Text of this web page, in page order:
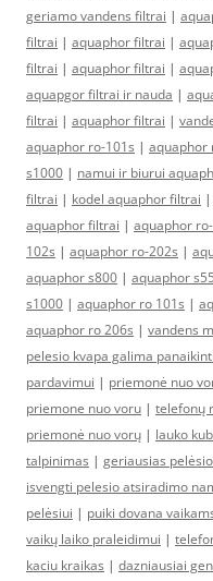
geriamo vandens filtrai |
filtrai | aquaphor filtrai |
filtrai | aquaphor filtrai |
aquapgor filtrai ir nauda |
filtrai | aquaphor filtrai |
aquaphor ro-101s | aquaphor
s1000 | namui ir biurui
filtrai | kodel aquaphor filtrai |
aquaphor filtrai | aquaphor
102s | aquaphor ro-202s |
aquaphor s800 | aquaphor
s1000 | aquaphor ro 101s |
aquaphor ro 206s | vandens
pelesio kvapa galima panaikinti
pardavimui | priemonė nuo
priemone nuo voru | telefonų
priemonė nuo vorų | lauko
talpinimas | geriausias
isvengti pelesio atsiradimo
pelėsiui | puiki dovana
vaikų laiko praleidimui |
kaciu kraikas | dazniausiai